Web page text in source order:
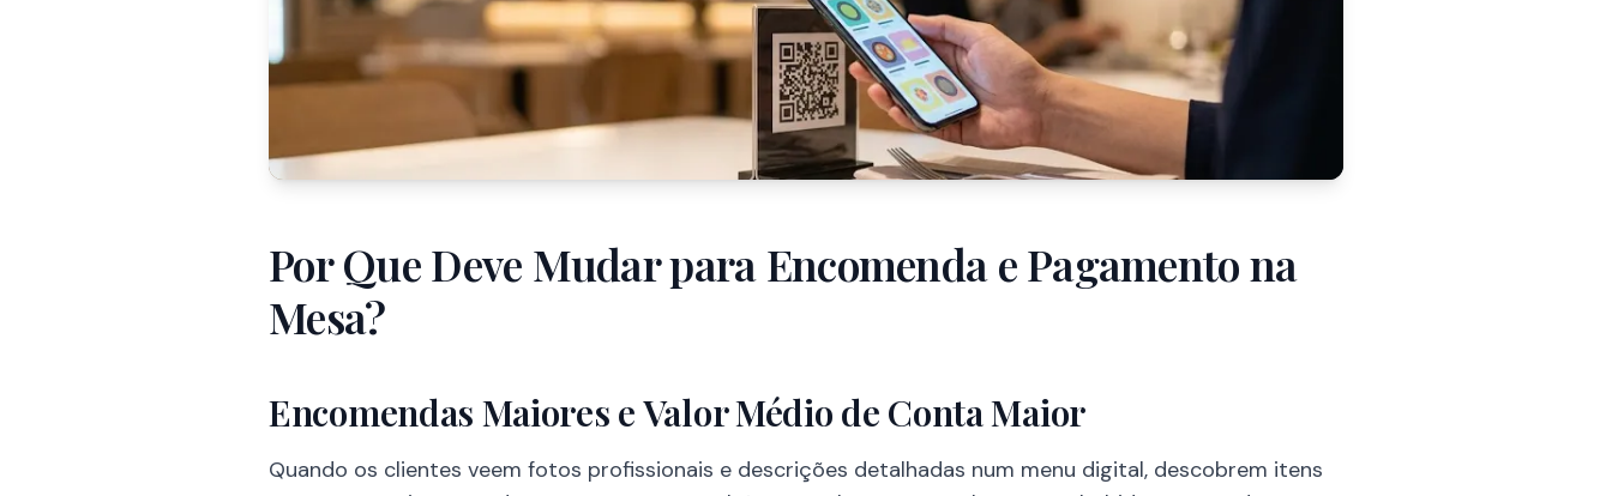
Por Que Deve Mudar para Encomenda e Pagamento na
Mesa?
Encomendas Maiores e Valor Médio de Conta Maior
Quando os clientes veem fotos profissionais e descrições detalhadas num menu digital, descobrem itens